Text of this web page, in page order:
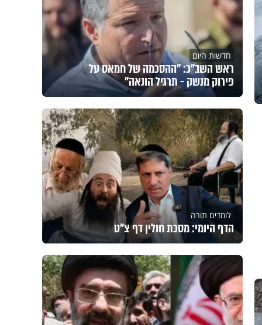
חדשות היום
ראש השב"כ: "ההסכמה של חמאס על
פירוק מנשק - תרגיל הונאה"
לומדים תורה
הדף היומי: מסכת חולין דף צ"ט